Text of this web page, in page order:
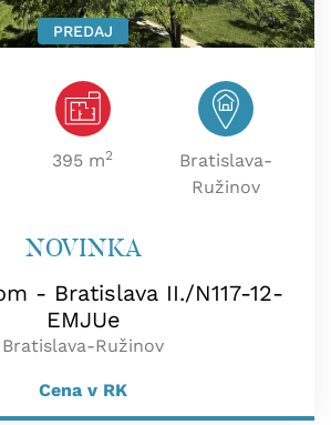
PREDAJ
395 m2
Bratislava-
Ružinov
NOVINKA
- Bratislava II./N117-12-
EMJUe
Bratislava-Ružinov
Cena v RK